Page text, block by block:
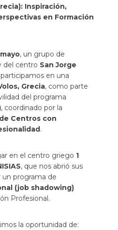
Inspiración,
en Formación
, un grupo de
del centro San Jorge
en una
Grecia, como parte
del programa
, coordinado por la
Centros con
.
en el centro griego 1
, que nos abrió sus
un programa de
(job shadowing)
Profesional.
la oportunidad de: